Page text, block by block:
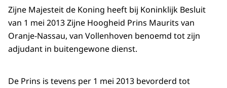
Zijne Majesteit de Koning heeft bij Koninklijk Besluit
van 1 mei 2013 Zijne Hoogheid Prins Maurits van
Oranje-Nassau, van Vollenhoven benoemd tot zijn
adjudant in buitengewone dienst.
De Prins is tevens per 1 mei 2013 bevorderd tot